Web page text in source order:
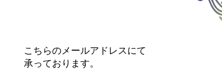
こちらのメールアドレスにて
承っております。